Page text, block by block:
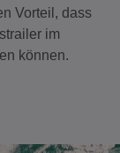
Vorteil, dass
im
können.